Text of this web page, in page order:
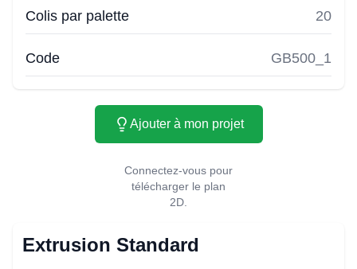
Colis par palette 20
Code GB500_1
Ajouter à mon projet
Connectez-vous pour
télécharger le plan
2D.
Extrusion Standard